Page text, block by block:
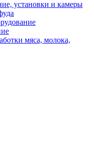
установки и камеры
мяса, молока,